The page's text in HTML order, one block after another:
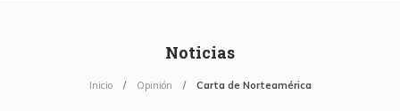
Noticias
Inicio Opinión Carta de Norteamérica